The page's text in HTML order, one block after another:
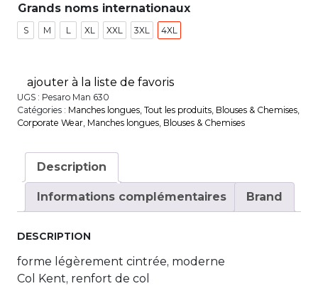
Grands noms internationaux
S M L XL XXL 3XL 4XL
ajouter à la liste de favoris
UGS : Pesaro Man 630
Catégories : Manches longues Tout les produits Blouses & Chemises
Corporate Wear Manches longues Blouses & Chemises
Description
Informations complémentaires Brand
DESCRIPTION
forme légèrement cintrée, moderne
Col Kent, renfort de col